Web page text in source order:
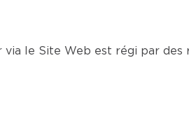
le Site Web est régi par